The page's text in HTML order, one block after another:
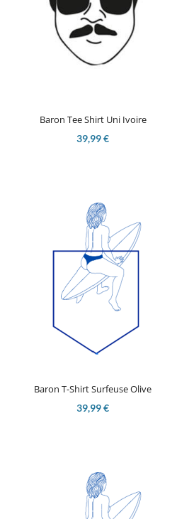
Baron Tee Shirt Uni Ivoire
39,99 €
Baron T-Shirt Surfeuse Olive
39,99 €